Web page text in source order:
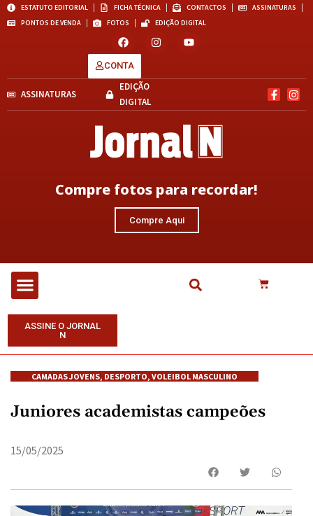
ESTATUTO EDITORIAL FICHA TÉCNICA CONTACTOS
ASSINATURAS
PONTOS DE VENDA
FOTOS EDIÇÃO DIGITAL
CONTA
ASSINATURAS
EDIÇÃO
DIGITAL
Compre fotos para recordar!
Compre Aqui
ASSINE O JORNAL
N
CAMADAS JOVENS, DESPORTO, VOLEIBOL MASCULINO
Juniores academistas campeões
15/05/2025